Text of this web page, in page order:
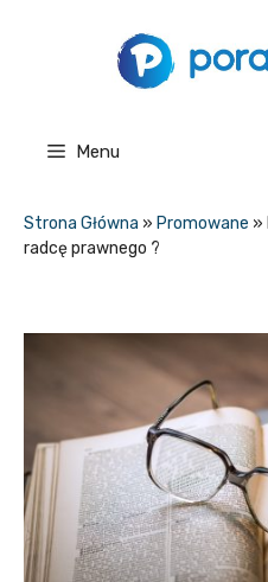
Menu
Strona Główna » Promowane »
radcę prawnego ?